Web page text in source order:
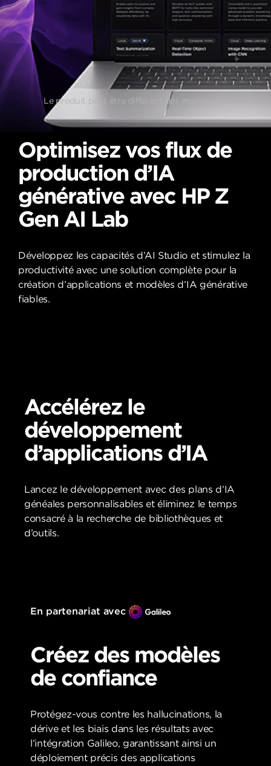
Le produit peut être différent des images d’illustration.
Optimisez vos flux de
production d’IA
générative avec HP Z
Gen AI Lab
Développez les capacités d’AI Studio et stimulez la
productivité avec une solution complète pour la
création d’applications et modèles d’IA générative
fiables.
Accélérez le
développement
d’applications d’IA
Lancez le développement avec des plans d’IA
généales personnalisables et éliminez le temps
consacré à la recherche de bibliothèques et
d’outils.
En partenariat avec
Créez des modèles
de confiance
Protégez-vous contre les hallucinations, la
dérive et les biais dans les résultats avec
l’intégration Galileo, garantissant ainsi un
déploiement précis des applications